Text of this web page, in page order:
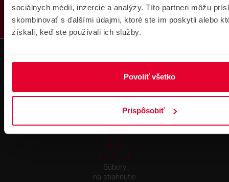
sociálnych médií, inzercie a analýzy. Títo partneri môžu
skombinovať s ďalšími údajmi, ktoré ste im poskytli alebo
získali, keď ste používali ich služby.
Povoliť všetko
Prispôsobiť
TeamViewer
Súbory
na stiahnutie